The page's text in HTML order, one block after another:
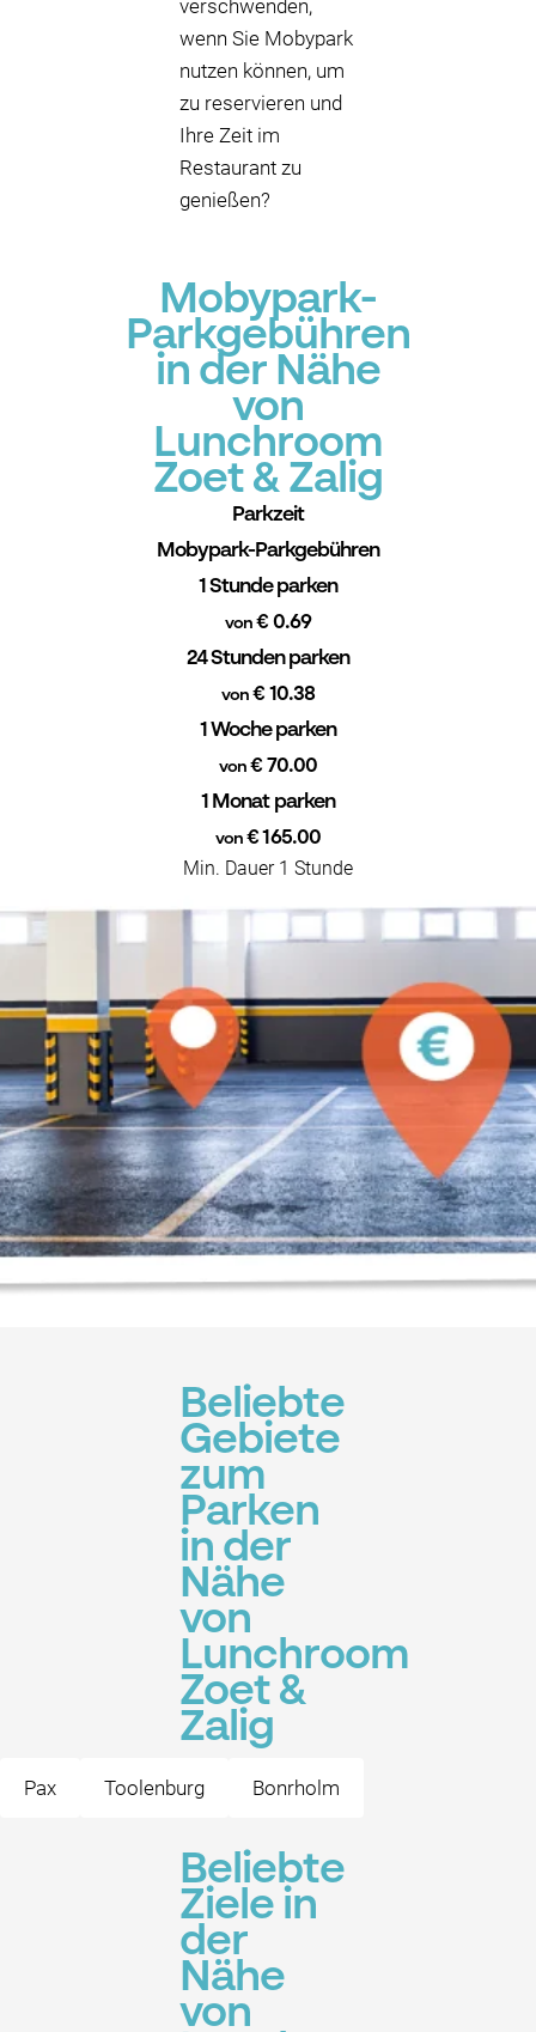
verschwenden,
wenn Sie Mobypark
nutzen können, um
zu reservieren und
Ihre Zeit im
Restaurant zu
genießen?
Mobypark-
Parkgebühren
in der Nähe
von
Lunchroom
Zoet & Zalig
Parkzeit
Mobypark-Parkgebühren
1 Stunde parken
von € 0.69
24 Stunden parken
von € 10.38
1 Woche parken
von € 70.00
1 Monat parken
von € 165.00
Min. Dauer 1 Stunde
Beliebte
Gebiete
zum
Parken
in der
Nähe
von
Lunchroom
Zoet &
Zalig
Pax Toolenburg Bonrholm
Beliebte
Ziele in
der
Nähe
von